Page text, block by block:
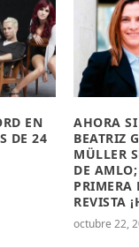
EN
DE 24
AHORA
BEATRIZ
MÜLLER
DE
PRIMERA
REVISTA
octubre 22,